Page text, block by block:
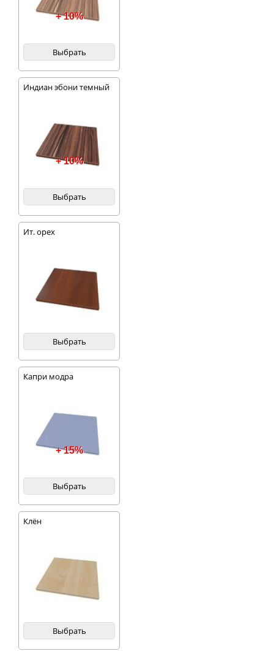
+ 10%
Выбрать
Индиан эбони темный
+ 10%
Выбрать
Ит. орех
Выбрать
Капри модра
+ 15%
Выбрать
Клён
Выбрать